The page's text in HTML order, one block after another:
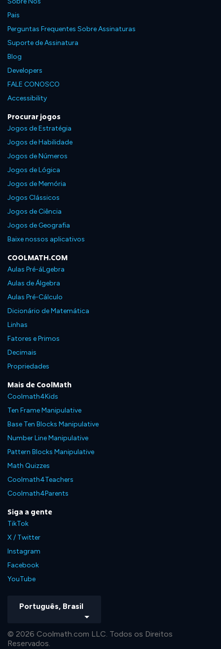
Pais
Perguntas Frequentes Sobre Assinaturas
Suporte de Assinatura
Blog
Developers
FALE CONOSCO
Accessibility
Procurar jogos
Jogos de Estratégia
Jogos de Habilidade
Jogos de Números
Jogos de Lógica
Jogos de Memória
Jogos Clássicos
Jogos de Ciência
Jogos de Geografia
Baixe nossos aplicativos
COOLMATH.COM
Aulas Pré-áLgebra
Aulas de Álgebra
Aulas Pré-Cálculo
Dicionário de Matemática
Linhas
Fatores e Primos
Decimais
Propriedades
Mais de CoolMath
Coolmath4Kids
Ten Frame Manipulative
Base Ten Blocks Manipulative
Number Line Manipulative
Pattern Blocks Manipulative
Math Quizzes
Coolmath4Teachers
Coolmath4Parents
Siga a gente
TikTok
X / Twitter
Instagram
Facebook
YouTube
Português, Brasil
© 2026 Coolmath.com LLC. Todos os Direitos
Reservados.